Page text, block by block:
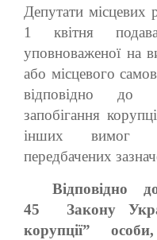
Депутати місцевих
1 квітня
уповноваженої на
або місцевого
відповідно до
запобігання
інших вимог
передбачених
45
Закону
корупції” особи,